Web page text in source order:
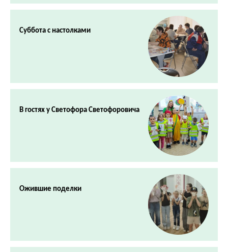
Суббота с настолками
В гостях у Светофора Светофоровича
Ожившие поделки